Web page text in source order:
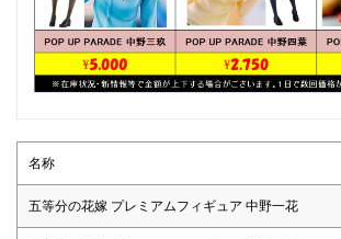
名称
五等分の花嫁 プレミアムフィギュア 中野一花